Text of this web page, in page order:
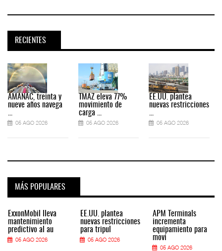
RECIENTES
AMANAC, treinta y
nueve años navega
...
05 AGO 2026
TMAZ eleva 77%
movimiento de
carga ...
05 AGO 2026
EE.UU. plantea
nuevas restricciones
...
05 AGO 2026
MÁS POPULARES
ExxonMobil lleva
mantenimiento
predictivo al au
05 AGO 2026
EE.UU. plantea
nuevas restricciones
para tripul
05 AGO 2026
APM Terminals
incrementa
equipamiento para
movi
05 AGO 2026